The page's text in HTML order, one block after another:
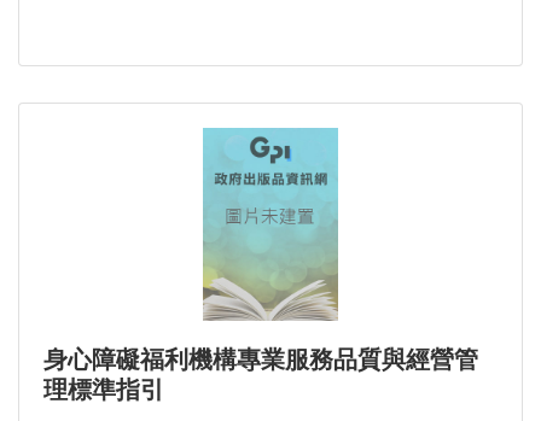
身心障礙福利機構專業服務品質與經營管
理標準指引